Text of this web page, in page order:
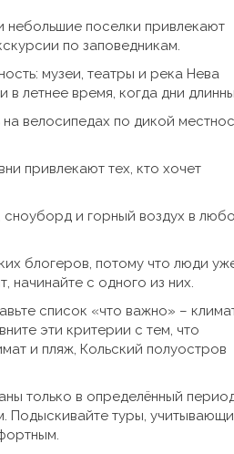
небольшие поселки привлекают
по заповедникам.
музеи, театры и река Нева
летнее время, когда дни
велосипедах по дикой
привлекают тех, кто хочет
сноуборд и горный воздух в
блогеров, потому что люди
начинайте с одного из них.
список «что важно» –
эти критерии с тем, что
и пляж, Кольский полуостров
только в определённый
Подыскивайте туры,